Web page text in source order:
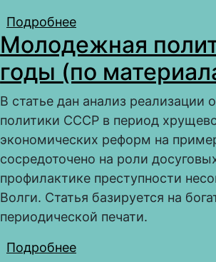
Подробнее
средство
Молодежная
годы (по
В статье дан анализ
политики СССР в период
экономических реформ на
сосредоточено на роли
профилактике преступности
Волги. Статья базируется на
периодической печати.
Подробнее